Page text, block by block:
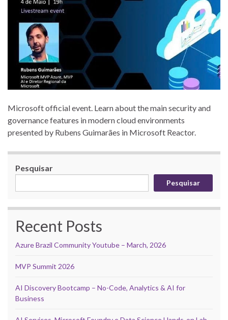
Microsoft official event. Learn about the main security and
governance features in modern cloud environments
presented by Rubens Guimarães in Microsoft Reactor.
Pesquisar
Pesquisar
Recent Posts
Azure Brazil Community Youtube – March, 2026
MVP Summit 2026
AI Discovery Bootcamp – No-Code, Analytics & AI for
Business